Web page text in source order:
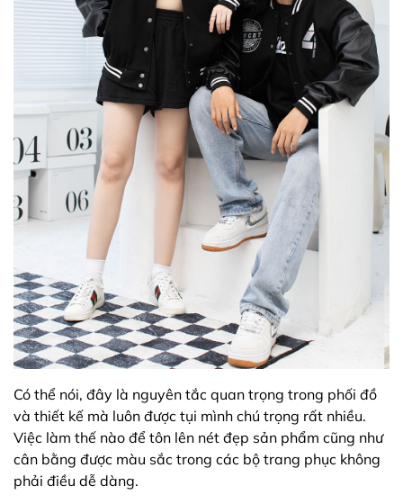
Có thể nói, đây là nguyên tắc quan trọng trong phối đồ
và thiết kế mà luôn được tụi mình chú trọng rất nhiều.
Việc làm thế nào để tôn lên nét đẹp sản phẩm cũng như
cân bằng được màu sắc trong các bộ trang phục không
phải điều dễ dàng.